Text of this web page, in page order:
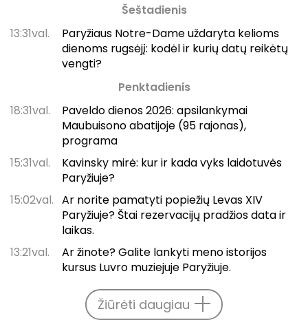
Šeštadienis
13:31val.
Paryžiaus Notre-Dame uždaryta kelioms
dienoms rugsėjį: kodėl ir kurių datų reikėtų
vengti?
Penktadienis
18:31val.
Paveldo dienos 2026: apsilankymai
Maubuisono abatijoje (95 rajonas),
programa
15:31val.
Kavinsky mirė: kur ir kada vyks laidotuvės
Paryžiuje?
15:02val. Ar norite pamatyti popiežių Levas XIV
Paryžiuje? Štai rezervacijų pradžios data ir
laikas.
13:21val.
Ar žinote? Galite lankyti meno istorijos
kursus Luvro muziejuje Paryžiuje.
Žiūrėti daugiau